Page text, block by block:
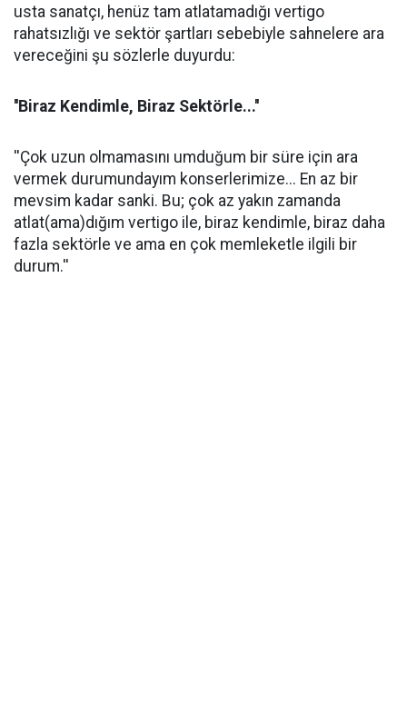
usta sanatçı, henüz tam atlatamadığı vertigo
rahatsızlığı ve sektör şartları sebebiyle sahnelere ara
vereceğini şu sözlerle duyurdu:
''Biraz Kendimle, Biraz Sektörle...''
''Çok uzun olmamasını umduğum bir süre için ara
vermek durumundayım konserlerimize... En az bir
mevsim kadar sanki. Bu; çok az yakın zamanda
atlat(ama)dığım vertigo ile, biraz kendimle, biraz daha
fazla sektörle ve ama en çok memleketle ilgili bir
durum.''